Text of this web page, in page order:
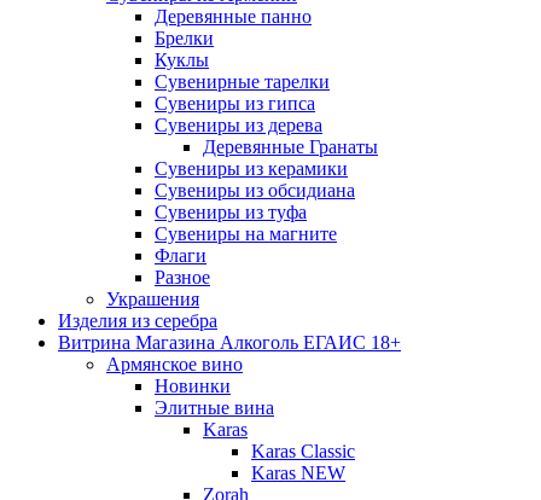
Деревянные панно
Брелки
Куклы
Сувенирные тарелки
Сувениры из гипса
Сувениры из дерева
Деревянные Гранаты
Сувениры из керамики
Сувениры из обсидиана
Сувениры из туфа
Сувениры на магните
Флаги
Разное
Украшения
Изделия из серебра
Витрина Магазина Алкоголь ЕГАИС 18+
Армянское вино
Новинки
Элитные вина
Karas
Karas Classic
Karas NEW
Zorah